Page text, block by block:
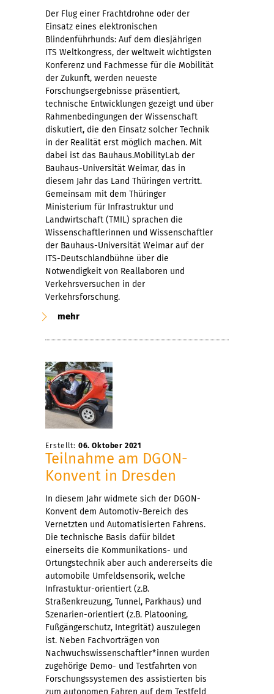
Der Flug einer Frachtdrohne oder der
Einsatz eines elektronischen
Blindenführhunds: Auf dem diesjährigen
ITS Weltkongress, der weltweit wichtigsten
Konferenz und Fachmesse für die Mobilität
der Zukunft, werden neueste
Forschungsergebnisse präsentiert,
technische Entwicklungen gezeigt und über
Rahmenbedingungen der Wissenschaft
diskutiert, die den Einsatz solcher Technik
in der Realität erst möglich machen. Mit
dabei ist das Bauhaus.MobilityLab der
Bauhaus-Universität Weimar, das in
diesem Jahr das Land Thüringen vertritt.
Gemeinsam mit dem Thüringer
Ministerium für Infrastruktur und
Landwirtschaft (TMIL) sprachen die
Wissenschaftlerinnen und Wissenschaftler
der Bauhaus-Universität Weimar auf der
ITS-Deutschlandbühne über die
Notwendigkeit von Reallaboren und
Verkehrsversuchen in der
Verkehrsforschung.
mehr
Erstellt: 06. Oktober 2021
Teilnahme am DGON-
Konvent in Dresden
In diesem Jahr widmete sich der DGON-
Konvent dem Automotiv-Bereich des
Vernetzten und Automatisierten Fahrens.
Die technische Basis dafür bildet
einerseits die Kommunikations- und
Ortungstechnik aber auch andererseits die
automobile Umfeldsensorik, welche
Infrastuktur-orientiert (z.B.
Straßenkreuzung, Tunnel, Parkhaus) und
Szenarien-orientiert (z.B. Platooning,
Fußgängerschutz, Integrität) auszulegen
ist. Neben Fachvorträgen von
Nachwuchswissenschaftler*innen wurden
zugehörige Demo- und Testfahrten von
Forschungssystemen des assistierten bis
zum autonomen Fahren auf dem Testfeld